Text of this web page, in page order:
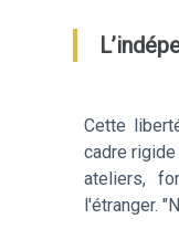
Cette
cadre
ateliers,
l'étranger.